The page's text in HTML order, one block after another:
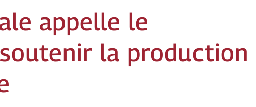
appelle le
la production